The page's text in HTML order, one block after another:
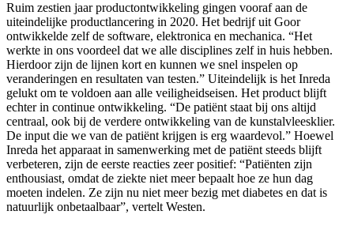
Ruim zestien jaar productontwikkeling gingen vooraf aan de
uiteindelijke productlancering in 2020. Het bedrijf uit Goor
ontwikkelde zelf de software, elektronica en mechanica. “Het
werkte in ons voordeel dat we alle disciplines zelf in huis hebben.
Hierdoor zijn de lijnen kort en kunnen we snel inspelen op
veranderingen en resultaten van testen.” Uiteindelijk is het Inreda
gelukt om te voldoen aan alle veiligheidseisen. Het product blijft
echter in continue ontwikkeling. “De patiënt staat bij ons altijd
centraal, ook bij de verdere ontwikkeling van de kunstalvleesklier.
De input die we van de patiënt krijgen is erg waardevol.” Hoewel
Inreda het apparaat in samenwerking met de patiënt steeds blijft
verbeteren, zijn de eerste reacties zeer positief: “Patiënten zijn
enthousiast, omdat de ziekte niet meer bepaalt hoe ze hun dag
moeten indelen. Ze zijn nu niet meer bezig met diabetes en dat is
natuurlijk onbetaalbaar”, vertelt Westen.